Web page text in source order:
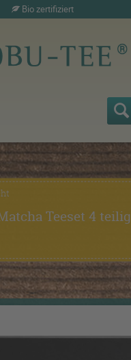
Bio zertifiziert
Teeset 4 teilig